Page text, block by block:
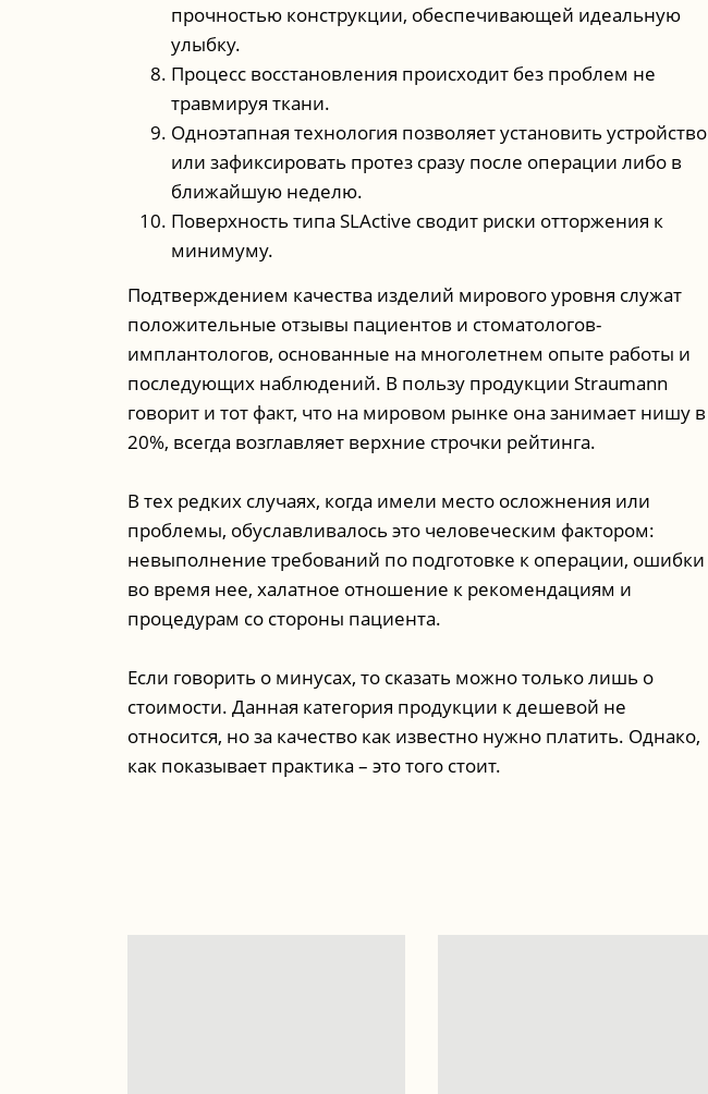
прочностью конструкции, обеспечивающей идеальную
улыбку.
Процесс восстановления происходит без проблем не
травмируя ткани.
Одноэтапная технология позволяет установить устройство
или зафиксировать протез сразу после операции либо в
ближайшую неделю.
Поверхность типа SLActive сводит риски отторжения к
минимуму.
Подтверждением качества изделий мирового уровня служат
положительные отзывы пациентов и стоматологов-
имплантологов, основанные на многолетнем опыте работы и
последующих наблюдений. В пользу продукции Straumann
говорит и тот факт, что на мировом рынке она занимает нишу в
20%, всегда возглавляет верхние строчки рейтинга.
В тех редких случаях, когда имели место осложнения или
проблемы, обуславливалось это человеческим фактором:
невыполнение требований по подготовке к операции, ошибки
во время нее, халатное отношение к рекомендациям и
процедурам со стороны пациента.
Если говорить о минусах, то сказать можно только лишь о
стоимости. Данная категория продукции к дешевой не
относится, но за качество как известно нужно платить. Однако,
как показывает практика – это того стоит.